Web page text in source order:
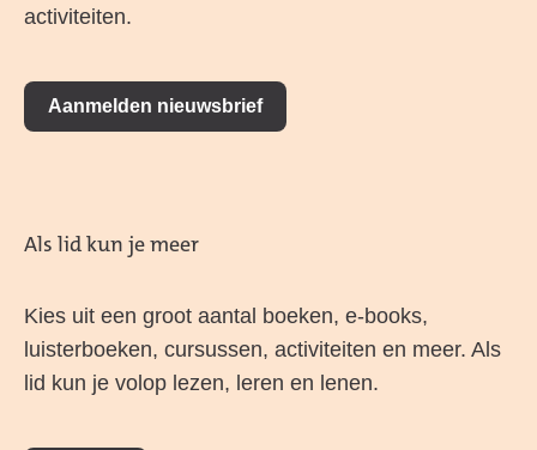
activiteiten.
Aanmelden nieuwsbrief
Als lid kun je meer
Kies uit een groot aantal boeken, e-books,
luisterboeken, cursussen, activiteiten en meer. Als
lid kun je volop lezen, leren en lenen.